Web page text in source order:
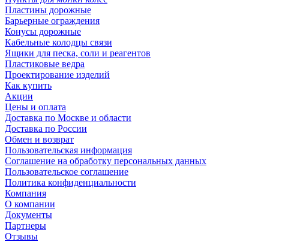
Пластины дорожные
Барьерные ограждения
Конусы дорожные
Кабельные колодцы связи
Ящики для песка, соли и реагентов
Пластиковые ведра
Проектирование изделий
Как купить
Акции
Цены и оплата
Доставка по Москве и области
Доставка по России
Обмен и возврат
Пользовательская информация
Соглашение на обработку персональных данных
Пользовательское соглашение
Политика конфиденциальности
Компания
О компании
Документы
Партнеры
Отзывы